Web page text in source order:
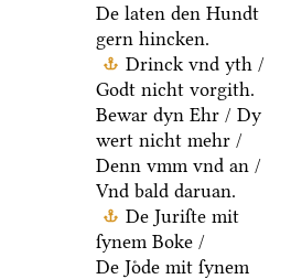
De laten den Hundt
gern hincken.
Drinck vnd yth /
Godt nicht vorgith.
Bewar dyn Ehr / Dy
wert nicht mehr /
Denn vmm vnd an /
Vnd bald daruan.
De Juriſte mit
ſynem Boke /
De Joͤde mit ſynem